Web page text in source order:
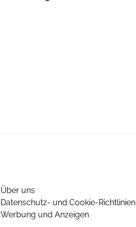
Über uns
Datenschutz- und Cookie-Richtlinien
Werbung und Anzeigen